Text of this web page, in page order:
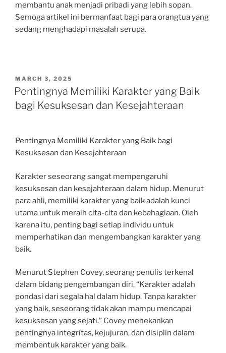
membantu anak menjadi pribadi yang lebih sopan.
Semoga artikel ini bermanfaat bagi para orangtua yang
sedang menghadapi masalah serupa.
POSTED
ON
MARCH 3, 2025
Pentingnya Memiliki Karakter yang Baik
bagi Kesuksesan dan Kesejahteraan
Pentingnya Memiliki Karakter yang Baik bagi
Kesuksesan dan Kesejahteraan
Karakter seseorang sangat mempengaruhi
kesuksesan dan kesejahteraan dalam hidup. Menurut
para ahli, memiliki karakter yang baik adalah kunci
utama untuk meraih cita-cita dan kebahagiaan. Oleh
karena itu, penting bagi setiap individu untuk
memperhatikan dan mengembangkan karakter yang
baik.
Menurut Stephen Covey, seorang penulis terkenal
dalam bidang pengembangan diri, “Karakter adalah
pondasi dari segala hal dalam hidup. Tanpa karakter
yang baik, seseorang tidak akan mampu mencapai
kesuksesan yang sejati.” Covey menekankan
pentingnya integritas, kejujuran, dan disiplin dalam
membentuk karakter yang baik.